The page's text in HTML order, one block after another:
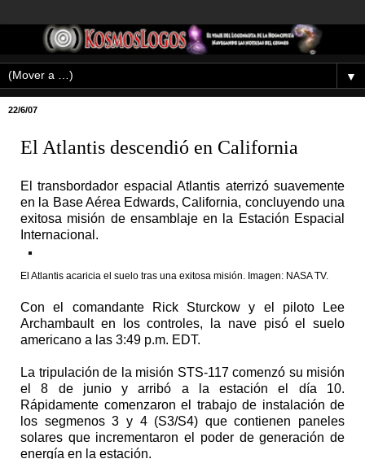
▼
22/6/07
El Atlantis descendió en California
El transbordador espacial Atlantis aterrizó suavemente
en la Base Aérea Edwards, California, concluyendo una
exitosa misión de ensamblaje en la Estación Espacial
Internacional.
El Atlantis acaricia el suelo tras una exitosa misión. Imagen: NASA TV.
Con el comandante Rick Sturckow y el piloto Lee
Archambault en los controles, la nave pisó el suelo
americano a las 3:49 p.m. EDT.
La tripulación de la misión STS-117 comenzó su misión
el 8 de junio y arribó a la estación el día 10.
Rápidamente comenzaron el trabajo de instalación de
los segmenos 3 y 4 (S3/S4) que contienen paneles
solares que incrementaron el poder de generación de
energía en la estación.